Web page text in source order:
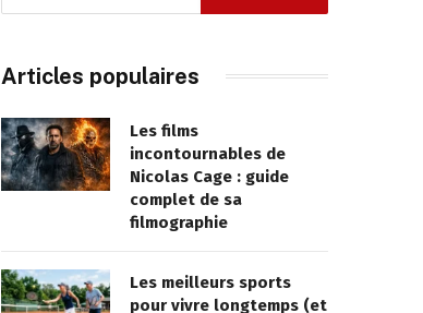
Articles populaires
Les films
incontournables de
Nicolas Cage : guide
complet de sa
filmographie
Les meilleurs sports
pour vivre longtemps (et